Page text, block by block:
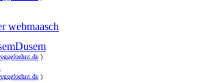
webmaasch
)
)